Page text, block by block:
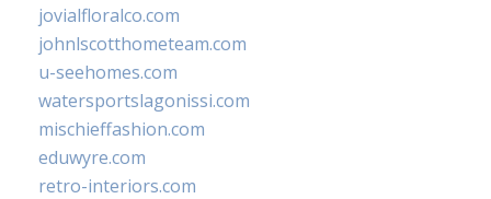
jovialfloralco.com
johnlscotthometeam.com
u-seehomes.com
watersportslagonissi.com
mischieffashion.com
eduwyre.com
retro-interiors.com